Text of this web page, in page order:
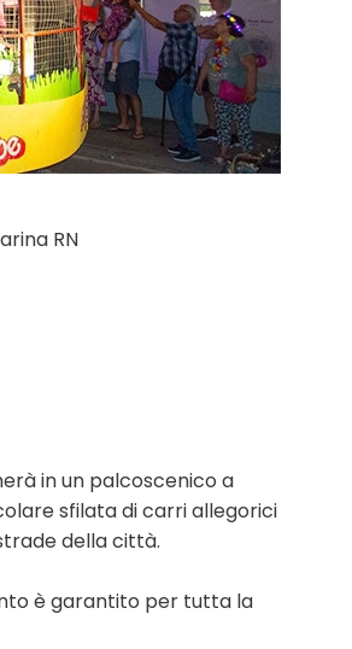
RN
in un palcoscenico a
sfilata di carri allegorici
della città.
è garantito per tutta la